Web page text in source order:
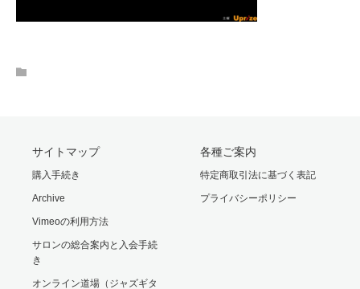
サイトマップ
購入手続き
Archive
Vimeoの利用方法
サロンの総合案内と入会手続
き
オンライン道場（ジャズギタ
各種ご案内
特定商取引法に基づく表記
プライバシーポリシー